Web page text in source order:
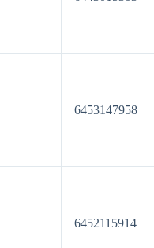
6453147958
6452115914